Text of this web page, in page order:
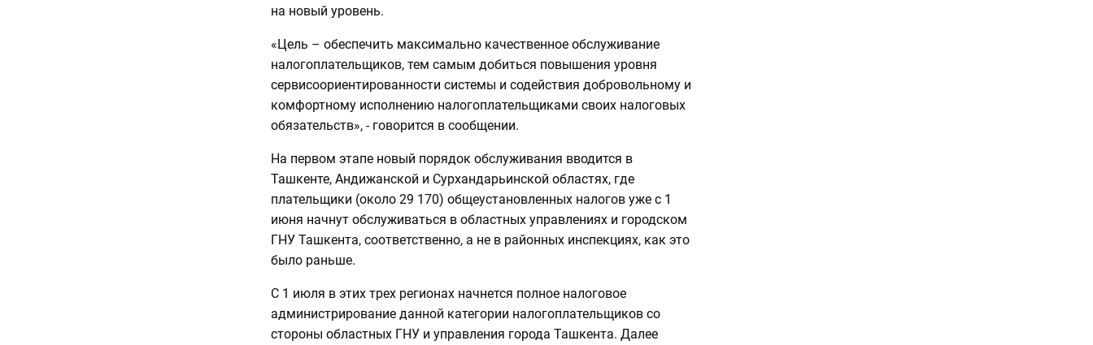
на новый уровень.
«Цель – обеспечить максимально качественное обслуживание
налогоплательщиков, тем самым добиться повышения уровня
сервисоориентированности системы и содействия добровольному и
комфортному исполнению налогоплательщиками своих налоговых
обязательств», - говорится в сообщении.
На первом этапе новый порядок обслуживания вводится в
Ташкенте, Андижанской и Сурхандарьинской областях, где
плательщики (около 29 170) общеустановленных налогов уже с 1
июня начнут обслуживаться в областных управлениях и городском
ГНУ Ташкента, соответственно, а не в районных инспекциях, как это
было раньше.
С 1 июля в этих трех регионах начнется полное налоговое
администрирование данной категории налогоплательщиков со
стороны областных ГНУ и управления города Ташкента. Далее